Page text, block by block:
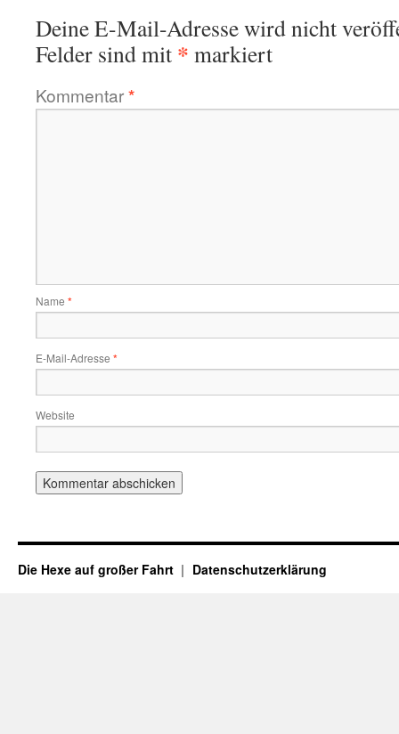
Deine E-Mail-Adresse wird nicht
Felder sind mit * markiert
Kommentar*
Name *
E-Mail-Adresse *
Website
Die Hexe auf großer Fahrt Datenschutzerklärung